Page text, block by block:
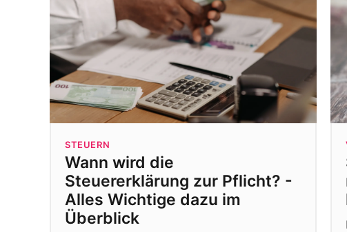
STEUERN
Wann wird die
Steuererklärung zur Pflicht? -
Alles Wichtige dazu im
Überblick